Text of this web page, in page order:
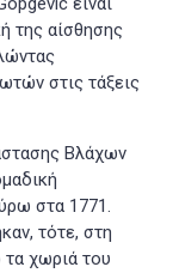
της αίσθησης
στις τάξεις
Βλάχων
στα 1771.
τότε, στη
τα χωριά του